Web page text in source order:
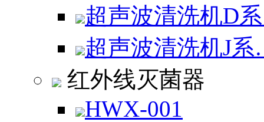
超声波清洗机D
超声波清洗机J
红外线灭菌器
HWX-001